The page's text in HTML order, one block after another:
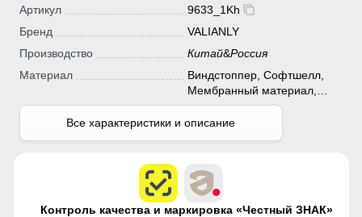
Артикул
9633_1Kh
Бренд
VALIANLY
Производство
Китай&Россия
Материал
Виндстоппер, Софтшелл,
Мембранный материал,
Полиэстер
Все характеристики и описание
Контроль качества и маркировка «Честный ЗНАК»